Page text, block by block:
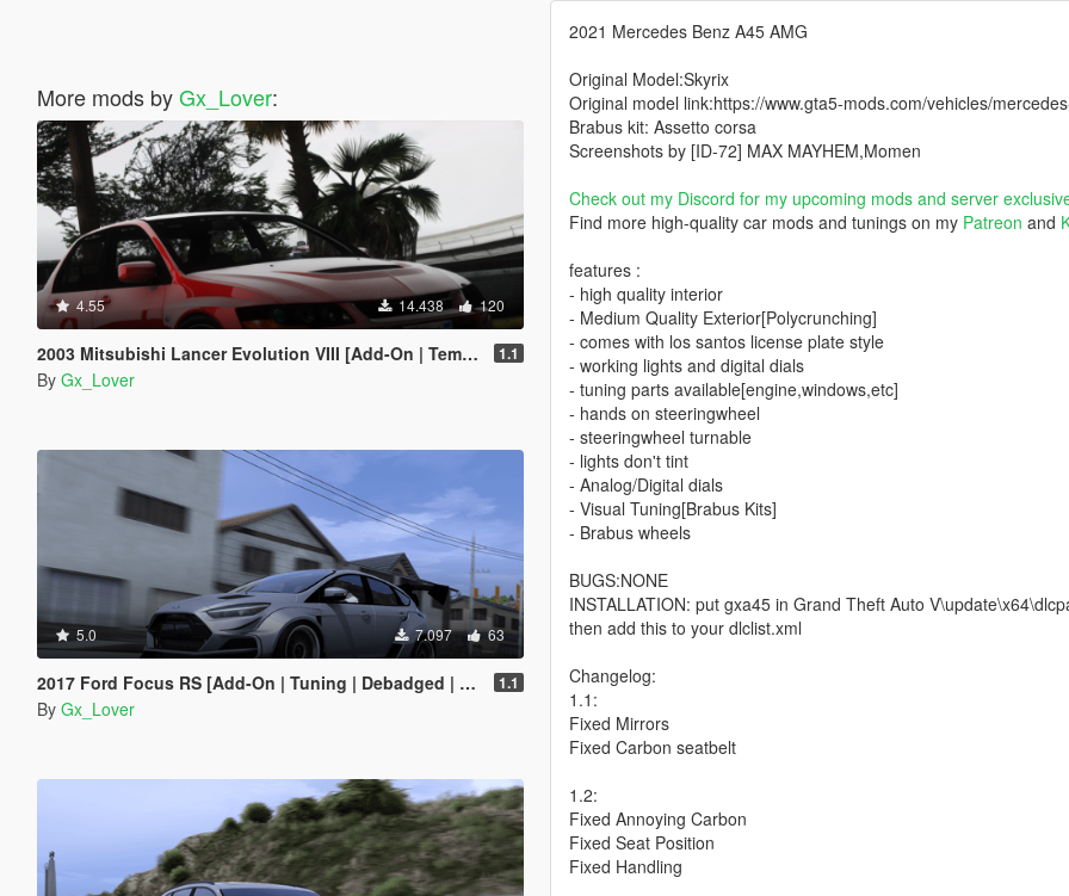
More mods byGx_Lover:
4.55 14.438 120
2003 Mitsubishi Lancer Evolution VIII [Add-On | Template | Tuning] 1.1
By Gx_Lover
5.0 7.097 63
2017 Ford Focus RS [Add-On | Tuning | Debadged | Template] 1.1
By Gx_Lover
2021 Mercedes Benz A45 AMG
Original Model:Skyrix
Original model link:https://www.gta5-mods.com/vehicles/
Brabus kit: Assetto corsa
Screenshots by [ID-72] MAX MAYHEM,Momen
Check out my Discord for my upcoming mods and server
Find more high-quality car mods and tunings on my Patreon and
features :
- high quality interior
- Medium Quality Exterior[Polycrunching]
- comes with los santos license plate style
- working lights and digital dials
- tuning parts available[engine,windows,etc]
- hands on steeringwheel
- steeringwheel turnable
- lights don't tint
- Analog/Digital dials
- Visual Tuning[Brabus Kits]
- Brabus wheels
BUGS:NONE
INSTALLATION: put gxa45 in Grand Theft Auto
then add this to your dlclist.xml
Changelog:
1.1:
Fixed Mirrors
Fixed Carbon seatbelt
1.2:
Fixed Annoying Carbon
Fixed Seat Position
Fixed Handling